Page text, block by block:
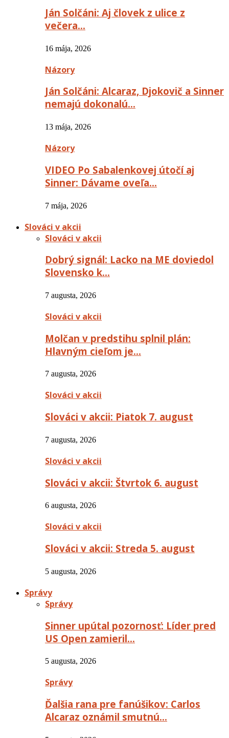
Ján Solčáni: Aj človek z ulice z
večera…
16 mája, 2026
Názory
Ján Solčáni: Alcaraz, Djokovič a Sinner
nemajú dokonalú…
13 mája, 2026
Názory
VIDEO Po Sabalenkovej útočí aj
Sinner: Dávame oveľa…
7 mája, 2026
Slováci v akcii
Slováci v akcii
Dobrý signál: Lacko na ME doviedol
Slovensko k…
7 augusta, 2026
Slováci v akcii
Molčan v predstihu splnil plán:
Hlavným cieľom je…
7 augusta, 2026
Slováci v akcii
Slováci v akcii: Piatok 7. august
7 augusta, 2026
Slováci v akcii
Slováci v akcii: Štvrtok 6. august
6 augusta, 2026
Slováci v akcii
Slováci v akcii: Streda 5. august
5 augusta, 2026
Správy
Správy
Sinner upútal pozornosť: Líder pred
US Open zamieril…
5 augusta, 2026
Správy
Ďalšia rana pre fanúšikov: Carlos
Alcaraz oznámil smutnú…